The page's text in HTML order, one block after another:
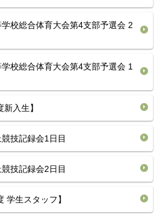
校総合体育⁡大会第4支部予選会 2
校総合体育⁡大会第4支部予選会 1
入生】
技記録会1日目
技記録会2日目
学生スタッフ】